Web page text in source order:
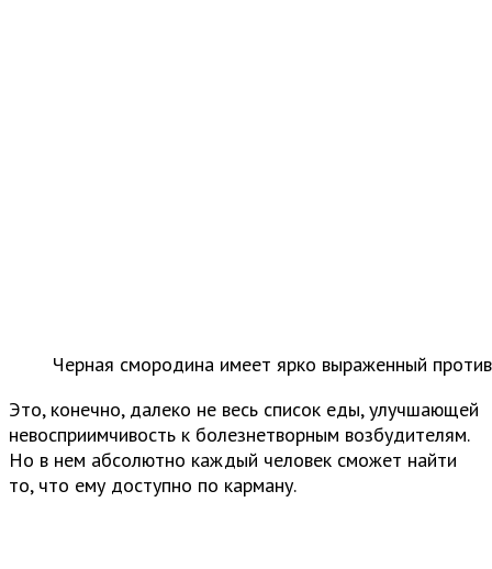
Черная смородина имеет ярко выраженный
Это, конечно, далеко не весь список еды, улучшающей
невосприимчивость к болезнетворным возбудителям.
Но в нем абсолютно каждый человек сможет найти
то, что ему доступно по карману.